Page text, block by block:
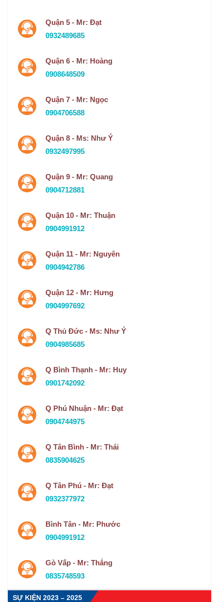
Quận 5 - Mr: Đạt
0932489685
Quận 6 - Mr: Hoàng
0908648509
Quận 7 - Mr: Ngọc
0904706588
Quận 8 - Ms: Như Ý
0932497995
Quận 9 - Mr: Quang
0904712881
Quận 10 - Mr: Thuận
0904991912
Quận 11 - Mr: Nguyên
0904942786
Quận 12 - Mr: Hưng
0904997692
Q Thủ Đức - Ms: Như Ý
0904985685
Q Bình Thạnh - Mr: Huy
0901742092
Q Phú Nhuận - Mr: Đạt
0904744975
Q Tân Bình - Mr: Thái
0835904625
Q Tân Phú - Mr: Đạt
0932377972
Bình Tân - Mr: Phước
0904991912
Gò Vấp - Mr: Thắng
0835748593
SỰ KIỆN 2023 – 2025